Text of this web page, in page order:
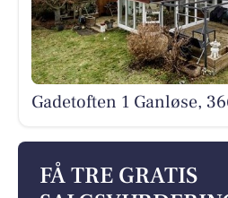
Gadetoften 1 Ganløse,
FÅ TRE GRATIS